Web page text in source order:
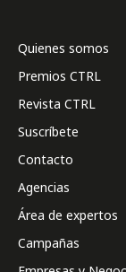
Quienes somos
Premios CTRL
Revista CTRL
Suscríbete
Contacto
Agencias
Área de expertos
Campañas